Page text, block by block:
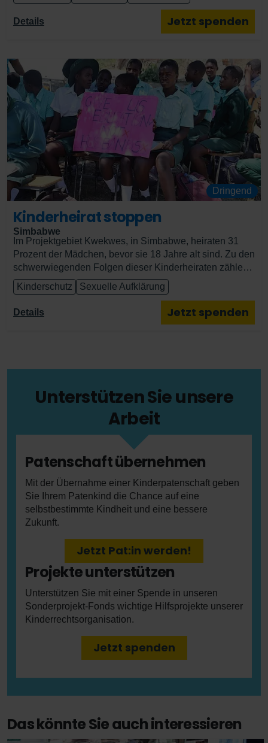
unter fünf Jahren ein gesundes Aufwachsen.
Details Jetzt spenden
Kinderheirat stoppen
Simbabwe
Im Projektgebiet Kwekwes, in Simbabwe, heiraten 31
Prozent der Mädchen, bevor sie 18 Jahre alt sind. Zu den
schwerwiegenden Folgen dieser Kinderheiraten zählen
Schulabbrüche, frühe Schwangerschaften und ein
größeres Risiko für häusliche Gewalt und Armut. Mit
verschiedenen Maßnahmen wollen wir vor allem
Mädchen und junge Frauen vor Frühverheiratung
Kinderschutz Sexuelle Aufklärung
Details Jetzt spenden
Dringend
Unterstützen Sie unsere
Arbeit
Patenschaft übernehmen
Mit der Übernahme einer Kinderpatenschaft geben
Sie Ihrem Patenkind die Chance auf eine
selbstbestimmte Kindheit und eine bessere
Zukunft.
Jetzt Pat:in werden!
Projekte unterstützen
Unterstützen Sie mit einer Spende in unseren
Sonderprojekt-Fonds wichtige Hilfsprojekte unserer
Kinderrechtsorganisation.
Jetzt spenden
Das könnte Sie auch interessieren